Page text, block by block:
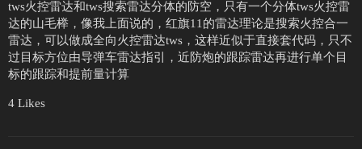
tws火控雷达和tws搜索雷达分体的防空，只有一个分体tws火控雷
达的山毛榉，像我上面说的，红旗11的雷达理论是搜索火控合一
雷达，可以做成全向火控雷达tws，这样近似于直接套代码，只不
过目标方位由导弹车雷达指引，近防炮的跟踪雷达再进行单个目
标的跟踪和提前量计算
4 Likes